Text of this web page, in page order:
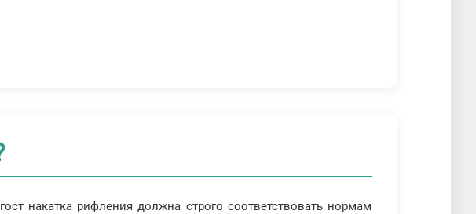
накатка рифления должна строго соответствовать нормам